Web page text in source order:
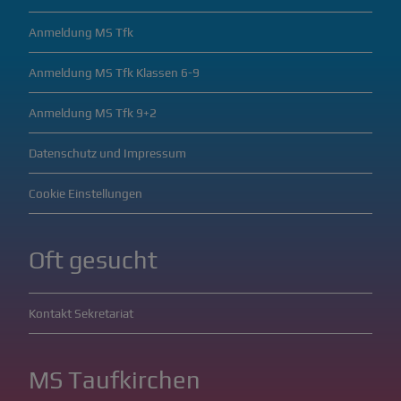
Anmeldung MS Tfk
Anmeldung MS Tfk Klassen 6-9
Anmeldung MS Tfk 9+2
Datenschutz und Impressum
Cookie Einstellungen
Oft gesucht
Kontakt Sekretariat
MS Taufkirchen